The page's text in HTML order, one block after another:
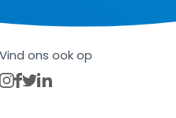
Vind ons ook op